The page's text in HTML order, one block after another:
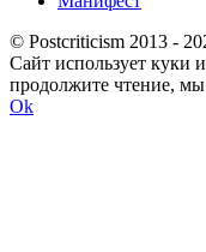
© Postcriticism 2013 -
Сайт использует куки
продолжите чтение, мы
Ok